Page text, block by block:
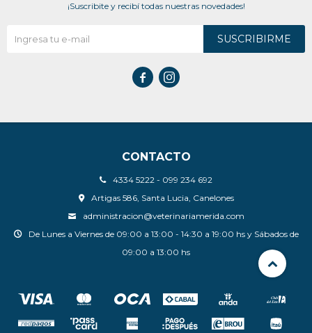
CONTACTO
4334 5222 - 099 234 692
Artigas 586, Santa Lucia, Canelones
administracion@veterinariamerida.com
De Lunes a Viernes de 09:00 a 13:00 - 14:30 a 19:00 hs y Sábados de
09:00 a 13:00 hs
¡Suscribite y recibí todas nuestras novedades!
SUSCRIBIRME
 